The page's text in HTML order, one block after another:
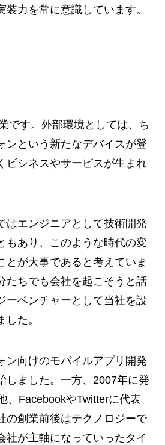
装力を常に意識しています。
です。外部環境としては、ち
ンという新たなデバイスが登
ビシネスやサービスが生まれ
はエンジニアとして技術開発
もあり、このような時代の変
とが大事であると考えていま
たちでも会社を起こそうと話
ーベンチャーとして当社を設
た。
ン向けのモバイルアプリ開発
しました。一方、2007年に発
、FacebookやTwitterに代表
の創業前後はテクノロジーで
社が主軸になっていったタイ